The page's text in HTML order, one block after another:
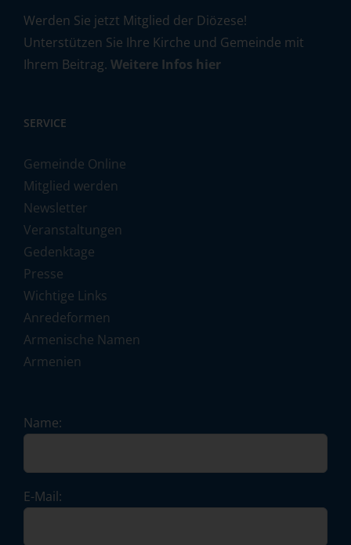
Werden Sie jetzt Mitglied der Diözese!
Unterstützen Sie Ihre Kirche und Gemeinde mit
Ihrem Beitrag. Weitere Infos hier
SERVICE
Gemeinde Online
Mitglied werden
Newsletter
Veranstaltungen
Gedenktage
Presse
Wichtige Links
Anredeformen
Armenische Namen
Armenien
Name:
E-Mail: